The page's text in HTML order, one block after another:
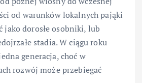
od warunków lokalnych pająki
jako dorosłe osobniki, lub
stadia. W ciągu roku
generacja, choć w
rozwój może przebiegać